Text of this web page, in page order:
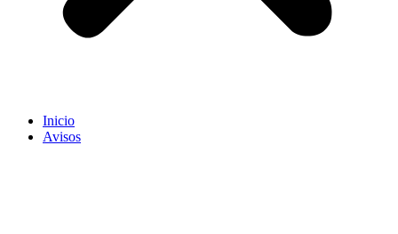
Inicio
Avisos